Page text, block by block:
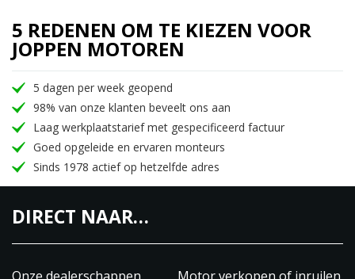
5 REDENEN OM TE KIEZEN VOOR
JOPPEN MOTOREN
5 dagen per week geopend
98% van onze klanten beveelt ons aan
Laag werkplaatstarief met gespecificeerd factuur
Goed opgeleide en ervaren monteurs
Sinds 1978 actief op hetzelfde adres
DIRECT NAAR…